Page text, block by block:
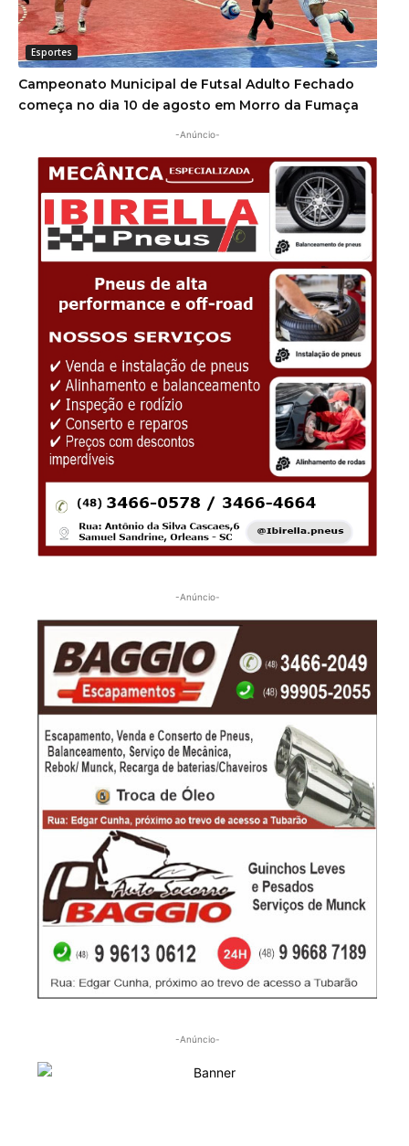
Esportes
Campeonato Municipal de Futsal Adulto Fechado
começa no dia 10 de agosto em Morro da Fumaça
-Anúncio-
-Anúncio-
-Anúncio-